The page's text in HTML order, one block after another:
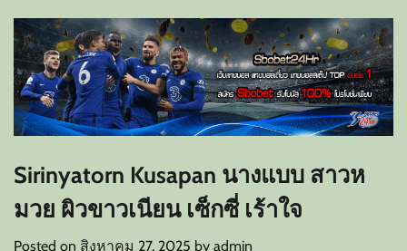
Sirinyatorn Kusapan นางแบบ สาวห
มวย ผิวขาวเนียน เซ็กซี่ เร้าใจ
Posted on สิงหาคม 27, 2025 by admin